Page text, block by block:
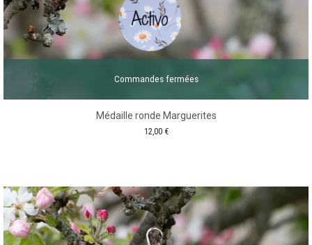
Commandes fermées
Médaille ronde Marguerites
12,00 €